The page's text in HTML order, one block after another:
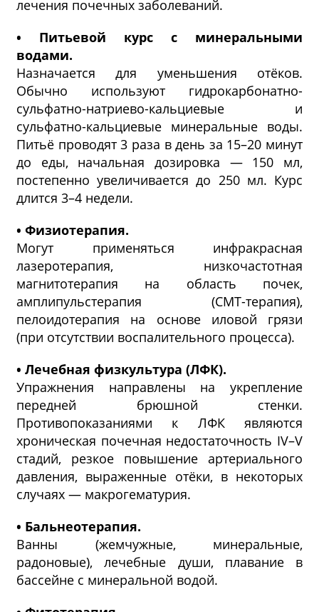
лечения почечных заболеваний.
• Питьевой курс с минеральными
водами.
Назначается для уменьшения отёков.
Обычно используют гидрокарбонатно-
сульфатно-натриево-кальциевые и
сульфатно-кальциевые минеральные воды.
Питьё проводят 3 раза в день за 15–20 минут
до еды, начальная дозировка — 150 мл,
постепенно увеличивается до 250 мл. Курс
длится 3–4 недели.
• Физиотерапия.
Могут применяться инфракрасная
лазеротерапия, низкочастотная
магнитотерапия на область почек,
амплипульстерапия (СМТ-терапия),
пелоидотерапия на основе иловой грязи
(при отсутствии воспалительного процесса).
• Лечебная физкультура (ЛФК).
Упражнения направлены на укрепление
передней брюшной стенки.
Противопоказаниями к ЛФК являются
хроническая почечная недостаточность IV–V
стадий, резкое повышение артериального
давления, выраженные отёки, в некоторых
случаях — макрогематурия.
• Бальнеотерапия.
Ванны (жемчужные, минеральные,
радоновые), лечебные души, плавание в
бассейне с минеральной водой.